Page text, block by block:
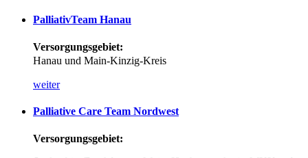
PalliativTeam Hanau
Versorgungsgebiet:
Hanau und Main-Kinzig-Kreis
weiter
Palliative Care Team Nordwest
Versorgungsgebiet: